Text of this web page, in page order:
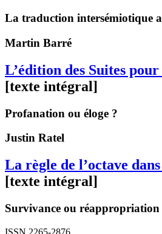
La traduction intersémiotique
Martin Barré
L’édition des Suites
[texte intégral]
Profanation ou éloge ?
Justin Ratel
La règle de l’octave
[texte intégral]
Survivance ou réappropriation
ISSN 2265-2876